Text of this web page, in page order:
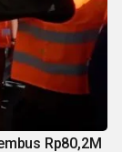
Rp80,2M